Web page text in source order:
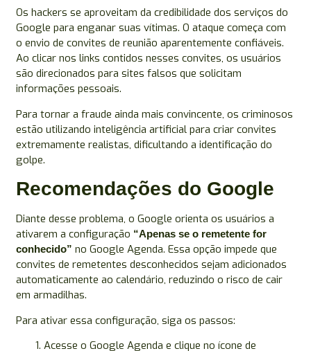
Os hackers se aproveitam da credibilidade dos serviços do
Google para enganar suas vítimas. O ataque começa com
o envio de convites de reunião aparentemente confiáveis.
Ao clicar nos links contidos nesses convites, os usuários
são direcionados para sites falsos que solicitam
informações pessoais.
Para tornar a fraude ainda mais convincente, os criminosos
estão utilizando inteligência artificial para criar convites
extremamente realistas, dificultando a identificação do
golpe.
Recomendações do Google
Diante desse problema, o Google orienta os usuários a
ativarem a configuração “Apenas se o remetente for
conhecido” no Google Agenda. Essa opção impede que
convites de remetentes desconhecidos sejam adicionados
automaticamente ao calendário, reduzindo o risco de cair
em armadilhas.
Para ativar essa configuração, siga os passos:
Acesse o Google Agenda e clique no ícone de